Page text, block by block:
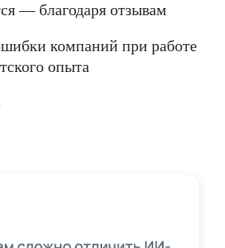
— благодаря отзывам
компаний при работе
опыта